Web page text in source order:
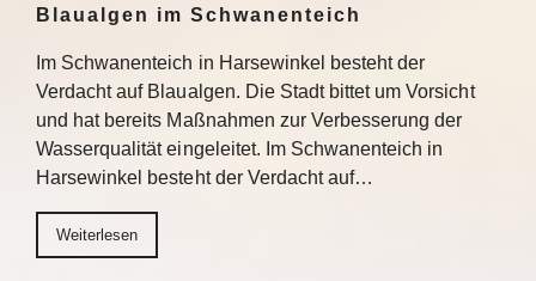
Blaualgen im Schwanenteich
Im Schwanenteich in Harsewinkel besteht der
Verdacht auf Blaualgen. Die Stadt bittet um Vorsicht
und hat bereits Maßnahmen zur Verbesserung der
Wasserqualität eingeleitet. Im Schwanenteich in
Harsewinkel besteht der Verdacht auf…
Weiterlesen